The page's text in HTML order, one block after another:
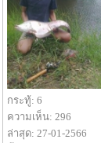
กระทู้: 6
ความเห็น: 296
ล่าสุด: 27-01-2566